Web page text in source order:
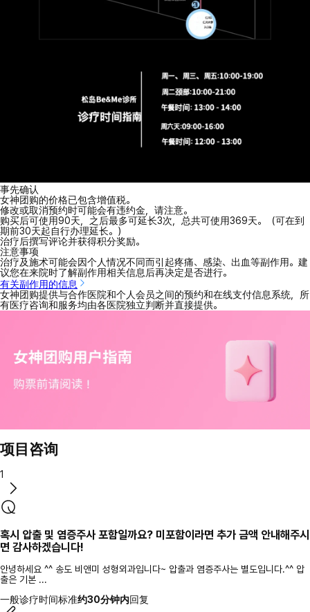
事先确认
女神团购的价格已包含增值税。
修改或取消预约时可能会有违约金，请注意。
购买后可使用90天，之后最多可延长3次，总共可使用369天。（可在到
期前30天起自行办理延长。）
治疗后撰写评论并获得积分奖励。
注意事项
治疗及施术可能会因个人情况不同而引起疼痛、感染、出血等副作用。建
议您在来院时了解副作用相关信息后再决定是否进行。
有关副作用的信息
女神团购提供与合作医院和个人会员之间的预约和在线支付信息系统，所
有医疗咨询和服务均由各医院独立判断并直接提供。
项目咨询
1
혹시 압출 및 염증주사 포함일까요? 미포함이라면 추가 금액 안내해주시
면 감사하겠습니다!
안녕하세요 ^^ 송도 비앤미 성형외과입니다~ 압출과 염증주사는 별도입니다.^^ 압
출은 기본 ...
一般诊疗时间标准约30分钟内回复